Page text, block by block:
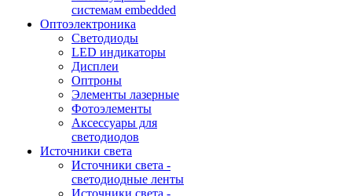
системам embedded
Oптоэлектроника
Светодиоды
LED индикаторы
Дисплеи
Оптроны
Элементы лазерные
Фотоэлементы
Аксессуары для
светодиодов
Источники света
Источники света -
светодиодные ленты
Источники света -